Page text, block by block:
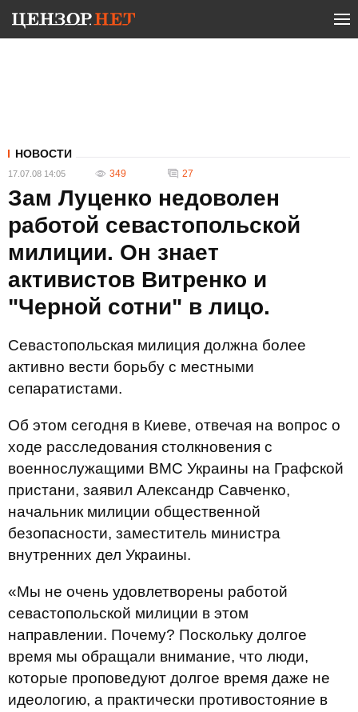
НОВОСТИ
17.07.08 14:05 349 27
Зам Луценко недоволен
работой севастопольской
милиции. Он знает
активистов Витренко и
"Черной сотни" в лицо.
Севастопольская милиция должна более
активно вести борьбу с местными
сепаратистами.
Об этом сегодня в Киеве, отвечая на вопрос о
ходе расследования столкновения с
военнослужащими ВМС Украины на Графской
пристани, заявил Александр Савченко,
начальник милиции общественной
безопасности, заместитель министра
внутренних дел Украины.
«Мы не очень удовлетворены работой
севастопольской милиции в этом
направлении. Почему? Поскольку долгое
время мы обращали внимание, что люди,
которые проповедуют долгое время даже не
идеологию, а практически противостояние в